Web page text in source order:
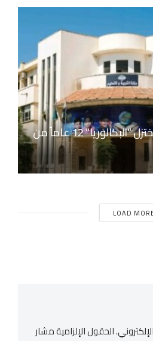
كابوس النتائج.. حين تختزل “البكالوريا” 12 عاماً من
LOAD
الحقول الإلزامية مشار